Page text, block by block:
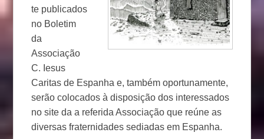
te publicados
no Boletim
da
Associação
C. Iesus
Caritas de Espanha e, também oportunamente,
serão colocados à disposição dos interessados ​​
no site da a referida Associação que reúne as
diversas fraternidades sediadas em Espanha.